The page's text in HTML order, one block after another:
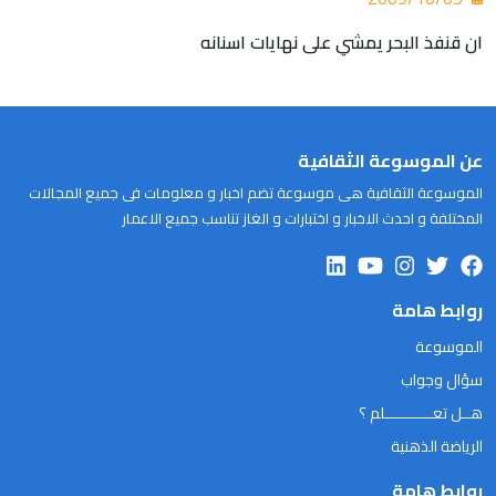
ان قنفذ البحر يمشي على نهايات اسنانه
عن الموسوعة الثقافية
الموسوعة الثقافية هى موسوعة تضم اخبار و معلومات فى جميع المجالات
المختلفة و احدث الاخبار و اختبارات و الغاز تناسب جميع الاعمار
روابط هامة
الموسوعة
سؤال وجواب
هــل تعـــــــــــلم ؟
الرياضة الذهنية